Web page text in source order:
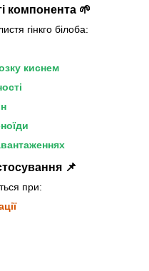
компонента 🌱
гінкго білоба:
киснем
📌
при: